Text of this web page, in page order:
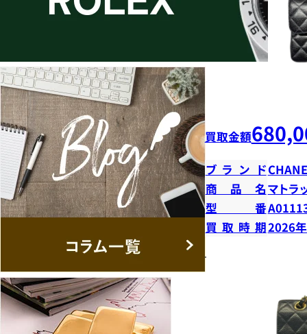
買取金額
ブランド
商品名マトラ
型番
買取時期2026